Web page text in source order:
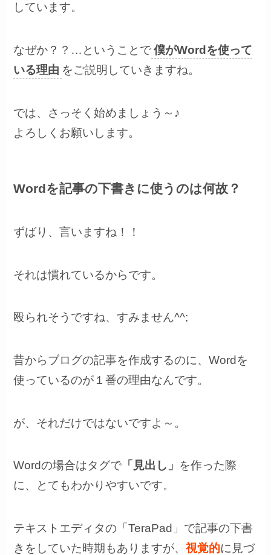
しています。
なぜか？？…ということで 僕がWordを使って
いる理由 をご説明していきますね。
では、さっそく始めましょう～♪
よろしくお願いします。
Wordを記事の下書きに使うのは何故？
ずばり、言いますね！！
それは慣れているからです。
殴られそうですね、すみません^^;
昔からブログの記事を作成するのに、Wordを
使っているのが１番の理由なんです。
が、それだけではないですよ～。
Wordの場合はタグで 「見出し」 を作った際
に、とてもわかりやすいです。
テキストエディタの「TeraPad」で記事の下書
きをしていた時期もありますが、視覚的に見づ